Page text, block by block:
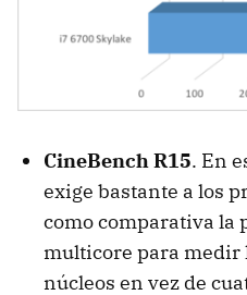
CineBench R15. En
exige bastante a los
como comparativa la
multicore para medir
núcleos en vez de